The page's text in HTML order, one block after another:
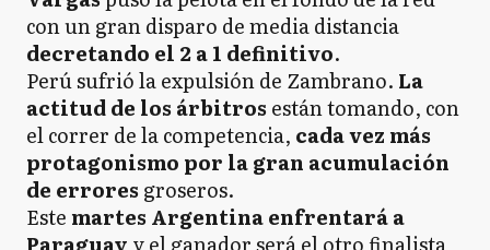
con un gran disparo de media distancia
decretando el 2 a 1 definitivo.
Perú sufrió la expulsión de Zambrano. La
actitud de los árbitros están tomando, con
el correr de la competencia, cada vez más
protagonismo por la gran acumulación
de errores groseros.
Este martes Argentina enfrentará a
Paraguay y el ganador será el otro finalista